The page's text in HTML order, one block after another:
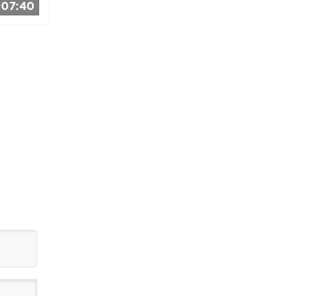
07:40